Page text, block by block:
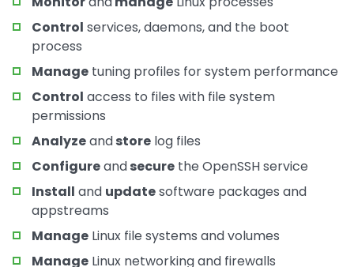
Control services, daemons, and the boot
process
Manage tuning profiles for system performance
Control access to files with file system
permissions
Analyzeandstore log files
Configureandsecure the OpenSSH service
Install and updatesoftware packages and
appstreams
Manage Linux file systems and volumes
Manage Linux networking and firewalls